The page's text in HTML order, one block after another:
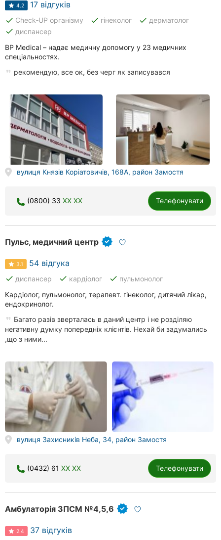
4.2 17 відгуків
done Check‑UP організму done гінеколог done дерматолог
done диспансер
BP Medical – надає медичну допомогу у 23 медичних
спеціальностях.
рекомендую, все ок, без черг як записувався
вулиця Князів Коріатовичів, 168А, район Замостя
(0800) 33 XX XX Телефонувати
Пульс, медичний центр
3.1 54 відгука
done диспансер done кардіолог done пульмонолог
Кардіолог, пульмонолог, терапевт. гінеколог, дитячий лікар,
ендокринолог.
Багато разів зверталась в даний центр і не розділяю
негативну думку попередніх клієнтів. Нехай би задумались
,що з ними...
вулиця Захисників Неба, 34, район Замостя
(0432) 61 XX XX Телефонувати
Амбулаторія ЗПСМ №4,5,6
2.4 37 відгуків